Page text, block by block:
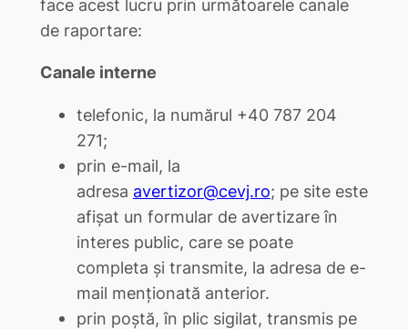
face acest lucru prin următoarele canale
de raportare:
Canale interne
telefonic, la numărul +40 787 204
271;
prin e-mail, la
adresa avertizor@cevj.ro; pe site este
afișat un formular de avertizare în
interes public, care se poate
completa și transmite, la adresa de e-
mail menționată anterior.
prin poștă, în plic sigilat, transmis pe